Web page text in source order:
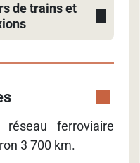
de trains et
ferroviaire
3 700 km.